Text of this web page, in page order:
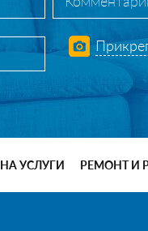
УСЛУГИ РЕМОНТ И